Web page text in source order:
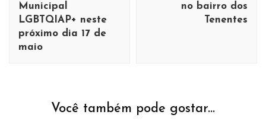
Municipal
LGBTQIAP+ neste
próximo dia 17 de
maio
no bairro dos
Tenentes
Você também pode gostar...